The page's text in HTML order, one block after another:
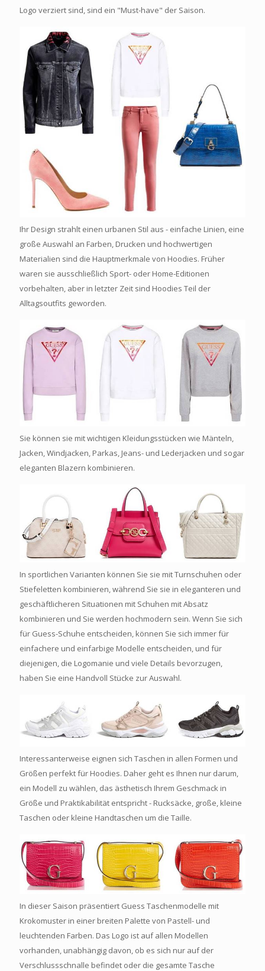
Logo verziert sind, sind ein "Must-have" der Saison.
Ihr Design strahlt einen urbanen Stil aus - einfache Linien, eine
große Auswahl an Farben, Drucken und hochwertigen
Materialien sind die Hauptmerkmale von Hoodies. Früher
waren sie ausschließlich Sport- oder Home-Editionen
vorbehalten, aber in letzter Zeit sind Hoodies Teil der
Alltagsoutfits geworden.
Sie können sie mit wichtigen Kleidungsstücken wie Mänteln,
Jacken, Windjacken, Parkas, Jeans- und Lederjacken und sogar
eleganten Blazern kombinieren.
In sportlichen Varianten können Sie sie mit Turnschuhen oder
Stiefeletten kombinieren, während Sie sie in eleganteren und
geschäftlicheren Situationen mit Schuhen mit Absatz
kombinieren und Sie werden hochmodern sein. Wenn Sie sich
für Guess-Schuhe entscheiden, können Sie sich immer für
einfachere und einfarbige Modelle entscheiden, und für
diejenigen, die Logomanie und viele Details bevorzugen,
haben Sie eine Handvoll Stücke zur Auswahl.
Interessanterweise eignen sich Taschen in allen Formen und
Größen perfekt für Hoodies. Daher geht es Ihnen nur darum,
ein Modell zu wählen, das ästhetisch Ihrem Geschmack in
Größe und Praktikabilität entspricht - Rucksäcke, große, kleine
Taschen oder kleine Handtaschen um die Taille.
In dieser Saison präsentiert Guess Taschenmodelle mit
Krokomuster in einer breiten Palette von Pastell- und
leuchtenden Farben. Das Logo ist auf allen Modellen
vorhanden, unabhängig davon, ob es sich nur auf der
Verschlussschnalle befindet oder die gesamte Tasche